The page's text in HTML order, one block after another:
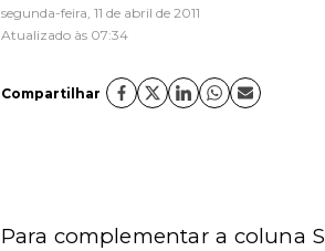
segunda-feira, 11 de abril de 2011
Atualizado às 07:34
Compartilhar
Para complementar a coluna